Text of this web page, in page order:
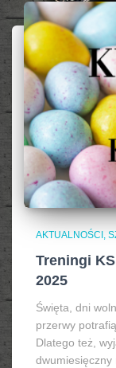
AKTUALNOŚCI,
Treningi
2025
Święta, dni
przerwy
Dlatego też,
dwumiesięczny